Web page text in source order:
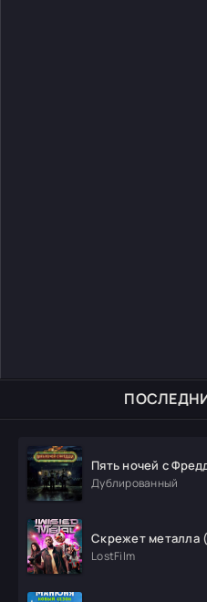
Пять ночей с
Дублированный
Скрежет металла
LostFilm